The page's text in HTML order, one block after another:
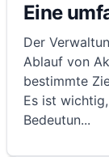
Eine
Der
Ablauf von
bestimmte
Es ist
Bedeutun...